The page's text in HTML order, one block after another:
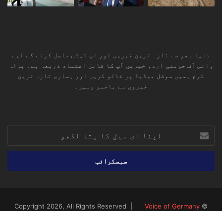
دنیا بھر سے تازہ ترین خبریں اور اپ ڈیٹس حاصل کرنے کے لیے
وائس آف جرمنی اردو خبریں آپ کا قابل اعتماد ذریعہ ہے۔ براہ
کرم ہمیں سوشل میڈیا پر فالو کریں اور ہماری تازہ ترین
خبروں سے باخبر رہیں۔
ای
میل
پتا
© Copyright 2026, All Rights Reserved |
Voice of Germany